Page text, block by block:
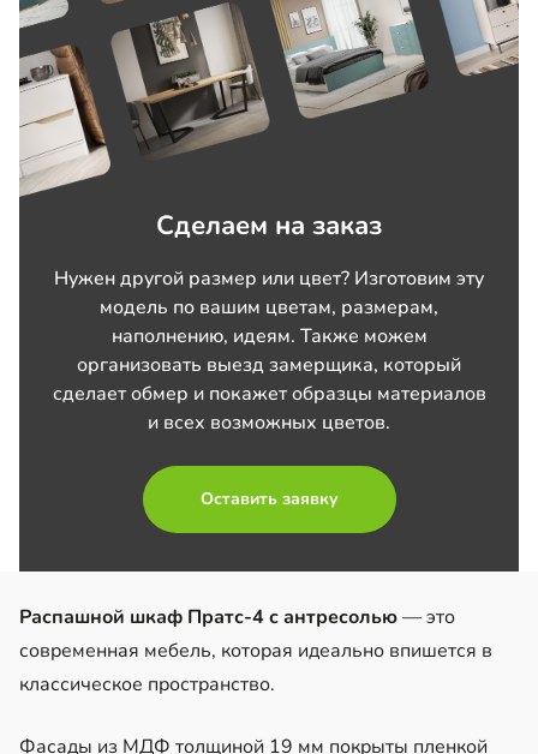
Сделаем на заказ
Нужен другой размер или цвет? Изготовим эту
модель по вашим цветам, размерам,
наполнению, идеям. Также можем
организовать выезд замерщика, который
сделает обмер и покажет образцы материалов
и всех возможных цветов.
Оставить заявку
Распашной шкаф Пратс-4 с антресолью— это
современная мебель, которая идеально впишется в
классическое пространство.
Фасады из МДФ толщиной 19 мм покрыты пленкой